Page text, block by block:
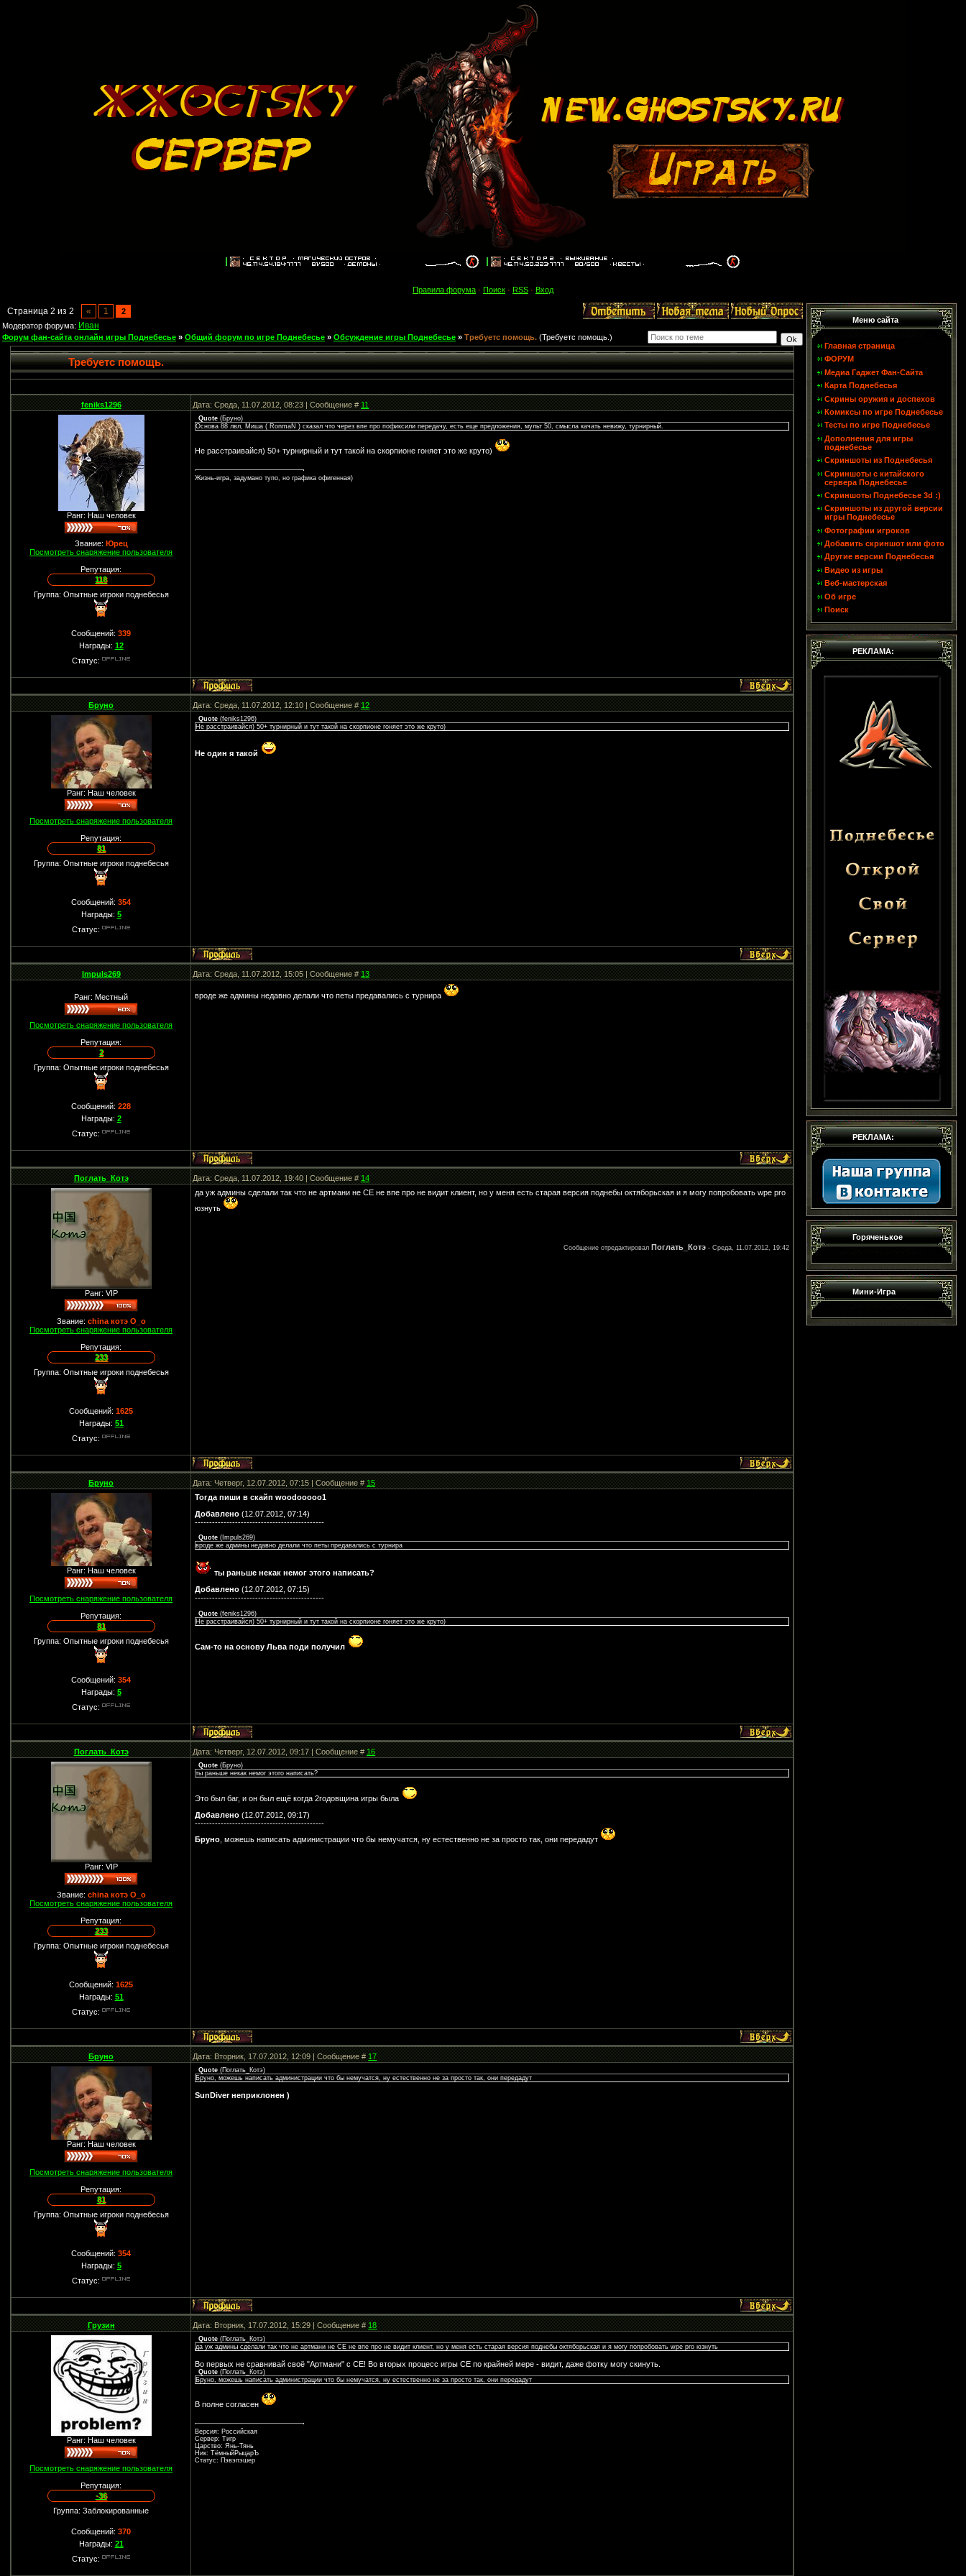
Правила форума · Поиск · RSS · Вход
Страница 2 из 2 « 1
2
Модератор форума: Иван
Форум фан-сайта онлайн игры Поднебесье » Общий форум по игре Поднебесье » Обсуждение игры Поднебесье » Требуетс помощь. (Требуетс помощь.)
Требуетс помощь.
feniks1296 Дата: Среда, 11.07.2012, 08:23 | Сообщение #11
Ранг: Наш человек
Звание: Юрец
Посмотреть снаряжение пользователя
Репутация:
118
Группа: Опытные игроки поднебесья
Сообщений:339
Награды: 12
Статус:
Quote (Бруно)
Основа 88 лвл, Миша ( RonmaN ) сказал что через впе про пофиксили передачу, есть еще предложения, мульт 50, смысла качать невижу, турнирный.
Не расстраивайся) 50+ турнирный и тут такой на скорпионе гоняет это же круто)
Жизнь-игра, задумано тупо, но графика офигенная)
Бруно Дата: Среда, 11.07.2012, 12:10 | Сообщение #12
Ранг: Наш человек
Посмотреть снаряжение пользователя
Репутация:
81
Группа: Опытные игроки поднебесья
Сообщений:354
Награды: 5
Статус:
Quote (feniks1296)
Не расстраивайся) 50+ турнирный и тут такой на скорпионе гоняет это же круто)
Не один я такой
Impuls269 Дата: Среда, 11.07.2012, 15:05 | Сообщение #13
Ранг: Местный
Посмотреть снаряжение пользователя
Репутация:
2
Группа: Опытные игроки поднебесья
Сообщений:228
Награды: 2
Статус:
вроде же админы недавно делали что петы предавались с турнира
Поглать_Котэ Дата: Среда, 11.07.2012, 19:40 | Сообщение #14
Ранг: VIP
Звание: china котэ О_о
Посмотреть снаряжение пользователя
Репутация:
233
Группа: Опытные игроки поднебесья
Сообщений:1625
Награды: 51
Статус:
да уж админы сделали так что не артмани не СЕ не впе про не видит клиент, но у меня есть старая версия поднебы октяборьская и я могу попробовать wpe pro
юзнуть
Сообщение отредактировал Поглать_Котэ -Среда, 11.07.2012, 19:42
Бруно Дата: Четверг, 12.07.2012, 07:15 | Сообщение #15
Ранг: Наш человек
Посмотреть снаряжение пользователя
Репутация:
81
Группа: Опытные игроки поднебесья
Сообщений:354
Награды: 5
Статус:
Тогда пиши в скайп woodooooo1
Добавлено (12.07.2012, 07:14)
---------------------------------------------
Quote ( Impuls269)
вроде же админы недавно делали что петы предавались с турнира
ты раньше некак немог этого написать?
Добавлено (12.07.2012, 07:15)
---------------------------------------------
Quote (feniks1296)
Не расстраивайся) 50+ турнирный и тут такой на скорпионе гоняет это же круто)
Сам-то на основу Льва поди получил
Поглать_Котэ Дата: Четверг, 12.07.2012, 09:17 | Сообщение #16
Ранг: VIP
Звание: china котэ О_о
Посмотреть снаряжение пользователя
Репутация:
233
Группа: Опытные игроки поднебесья
Сообщений:1625
Награды: 51
Статус:
Quote (Бруно)
ты раньше некак немог этого написать?
Это был баг, и он был ещё когда 2годовщина игры была
Добавлено (12.07.2012, 09:17)
---------------------------------------------
Бруно , можешь написать администрации что бы немучатся, ну естественно не за просто так, они передадут
Бруно Дата: Вторник, 17.07.2012, 12:09 | Сообщение #17
Ранг: Наш человек
Посмотреть снаряжение пользователя
Репутация:
81
Группа: Опытные игроки поднебесья
Сообщений:354
Награды: 5
Статус:
Quote (Поглать_Котэ)
Бруно, можешь написать администрации что бы немучатся, ну естественно не за просто так, они передадут
SunDiver неприклонен )
Грузин Дата: Вторник, 17.07.2012, 15:29 | Сообщение #18
Ранг: Наш человек
Посмотреть снаряжение пользователя
Репутация:
-36
Группа: Заблокированные
Сообщений:370
Награды: 21
Статус:
Quote (Поглать_Котэ)
да уж админы сделали так что не артмани не СЕ не впе про не видит клиент, но у меня есть старая версия поднебы октяборьская и я могу попробовать wpe pro юзнуть
Во первых не сравнивай своё "Артмани" с CE! Во вторых процесс игры CE по крайней мере - видит, даже фотку могу скинуть.
Quote (Поглать_Котэ)
Бруно, можешь написать администрации что бы немучатся, ну естественно не за просто так, они передадут
В полне согласен
Версия: Российская
Сервер: Тигр
Царство: Янь-Тянь
Ник: ТёмныйРыцарЪ
Статус: Пэвэпэшер
Меню сайта
Главная страница
ФОРУМ
Медиа Гаджет Фан-Сайта
Карта Поднебесья
Скрины оружия и доспехов
Комиксы по игре Поднебесье
Тесты по игре Поднебесье
Дополнения для игры
поднебесье
Скриншоты из Поднебесья
Скриншоты с китайского
сервера Поднебесье
Скриншоты Поднебесье 3d :)
Скриншоты из другой версии
игры Поднебесье
Фотографии игроков
Добавить скриншот или фото
Другие версии Поднебесья
Видео из игры
Веб-мастерская
Об игре
Поиск
РЕКЛАМА:
РЕКЛАМА:
Горяченькое
Мини-Игра